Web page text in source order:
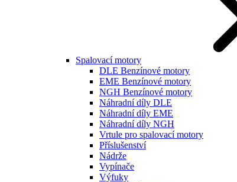
Spalovací motory
DLE Benzínové motory
EME Benzínové motory
NGH Benzínové motory
Náhradní díly DLE
Náhradní díly EME
Náhradní díly NGH
Vrtule pro spalovací motory
Příslušenství
Nádrže
Vypínače
Výfuky